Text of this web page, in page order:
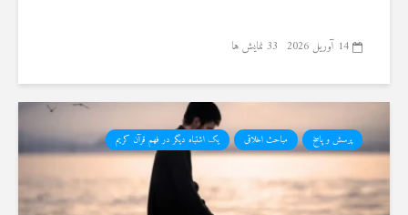
14 آوریل 2026 33 نمایش ها
پرسش و پاسخ مباحث اخلاقی یک اشتباه دیگر در فهم قرآن کریم